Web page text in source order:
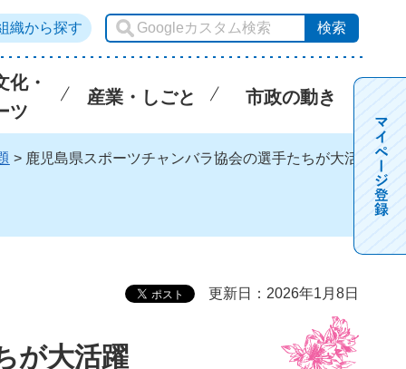
織から探す
化・
ツ
産業・しごと 市政の動き
> 鹿児島県スポーツチャンバラ協会の選手たちが大活
更新日：2026年1月8日
が大活躍